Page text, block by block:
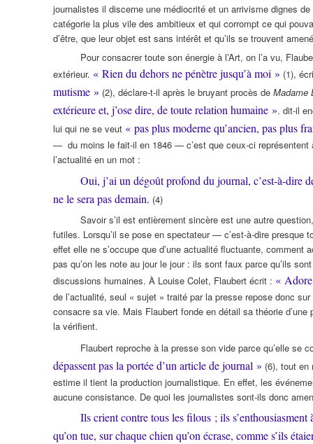
journalistes il discerne une médiocrité et un arrivisme dignes
catégorie la plus vile des ambitieux et qui corrompt ce qui
d’être, que leur objet est sans intérêt et qu’ils se trouvent
Pour consacrer toute son énergie à l’Art, on l’a vu,
extérieur. « Rien du dehors ne pénètre jusqu’à moi » (1),
mutisme » (2), déclare-t-il après le bruyant procès de Madame
extérieure et, j’ose dire, de toute relation humaine ». dit-il
lui qui ne se veut « pas plus moderne qu’ancien, pas plus
— du moins le fait-il en 1846 — c’est que ceux-ci
l’actualité en un mot :
Oui, j’ai un dégoût profond du journal, c’est-à-dire
ne le sera pas demain. (4)
Savoir s’il est entièrement sincère est une autre
futiles. Lorsqu’il se pose en spectateur — c’est-à-dire
effet elle ne s’occupe que d’une actualité fluctuante,
pas qu’on les note au jour le jour : ils sont faux parce qu’ils
discussions humaines. À Louise Colet, Flaubert écrit : « Adore
de l’actualité, seul « sujet » traité par la presse repose donc
consacre sa vie. Mais Flaubert fonde en détail sa théorie
la vérifient.
Flaubert reproche à la presse son vide parce qu’elle se
dépassent pas la portée d’un article de journal » (6), tout en
estime il tient la production journalistique. En effet, les
aucune consistance. De quoi les journalistes sont-ils donc
Ils crient contre tous les filous ; ils
qu’on tue, sur chaque chien qu’on écrase, comme s’ils